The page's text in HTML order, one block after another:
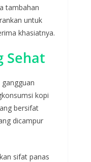
tambahan
untuk
khasiatnya.
Sehat
kopi
bersifat
dicampur
sifat panas